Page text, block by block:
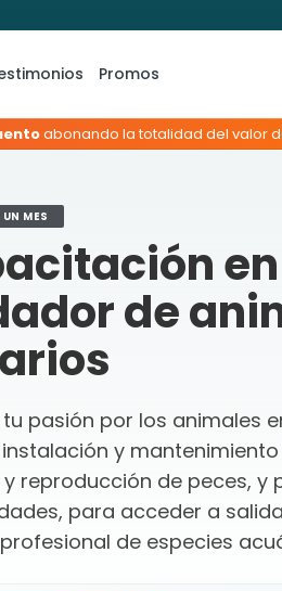
Promos
abonando la totalidad del valor
MES
de
pasión por los animales
y
reproducción de peces, y
para acceder a
de especies